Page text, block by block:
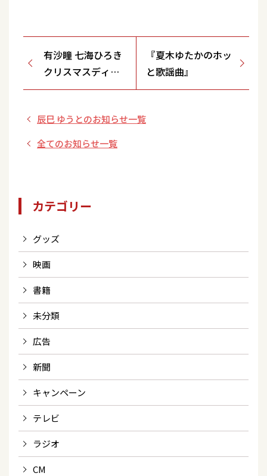
有沙瞳 七海ひろき
クリスマスディナ
ーショ
決定！！
『夏木ゆたかのホッ
と歌謡曲』
辰巳 ゆうとのお知らせ一覧
全てのお知らせ一覧
カテゴリー
グッズ
映画
書籍
未分類
広告
新聞
キャンペーン
テレビ
ラジオ
CM